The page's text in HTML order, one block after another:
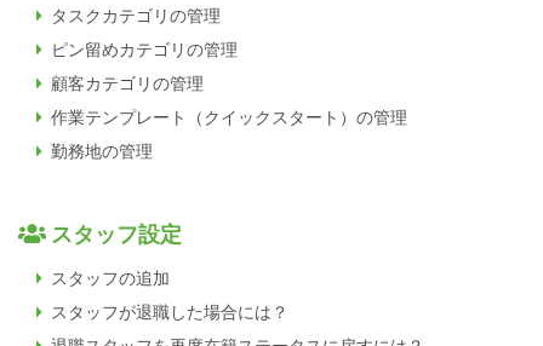
タスクカテゴリの管理
ピン留めカテゴリの管理
顧客カテゴリの管理
作業テンプレート（クイックスタート）の管理
勤務地の管理
スタッフ設定
スタッフの追加
スタッフが退職した場合には？